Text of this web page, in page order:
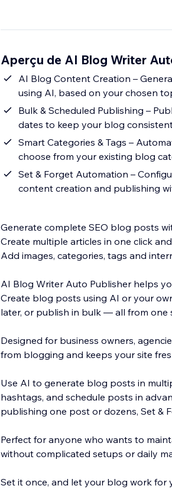
Aperçu de AI Blog Writer
AI Blog Content Creation –
using AI, based on your chosen
Bulk & Scheduled Publishing –
dates to keep your blog
Smart Categories & Tags –
choose from your existing blog
Set & Forget Automation –
content creation and publishing
Generate complete SEO blog posts
Create multiple articles in one click
Add images, categories, tags and
AI Blog Writer Auto Publisher helps
Create blog posts using AI or your
later, or publish in bulk — all from one
Designed for business owners,
from blogging and keeps your site
Use AI to generate blog posts in
hashtags, and schedule posts in
publishing one post or dozens, Set &
Perfect for anyone who wants to
without complicated setups or daily
Set it once, and let your blog work for